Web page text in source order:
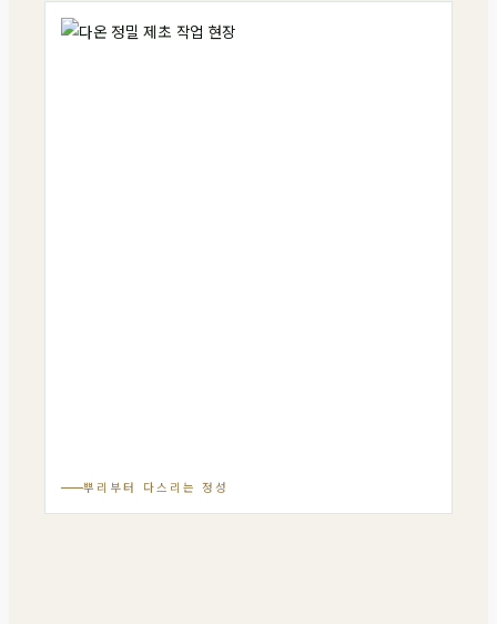
뿌리부터 다스리는 정성